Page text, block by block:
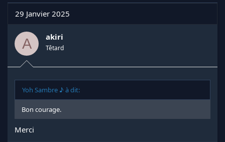
29 Janvier 2025
A akiri
Têtard
Yoh Sambre ♪ à dit:
Bon courage.
Merci